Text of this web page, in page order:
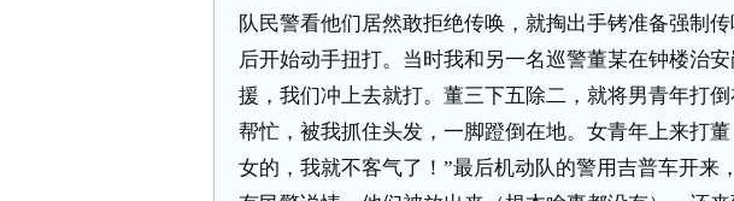
队民警看他们居然敢拒绝传唤，就掏出手铐准备强制
后开始动手扭打。当时我和另一名巡警董某在钟楼治
援，我们冲上去就打。董三下五除二，就将男青年打
帮忙，被我抓住头发，一脚蹬倒在地。女青年上来打
女的，我就不客气了！”最后机动队的警用吉普车开来